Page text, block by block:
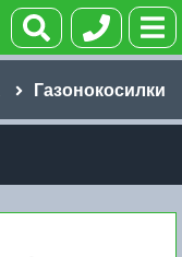
Газонокосилки